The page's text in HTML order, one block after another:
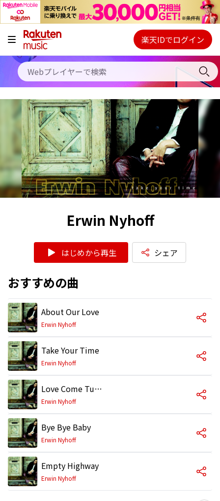
キャンペーン
料金プラン
使い方
初回30日間無料お試し
Webプレイヤー
ご契約内容の確認・変更
楽天IDでログイン
Erwin Nyhoff
はじめから再生 シェア
おすすめの曲
About Our Love
Erwin Nyhoff
Take Your Time
Erwin Nyhoff
Love Come Tumblin' Down
Erwin Nyhoff
Bye Bye Baby
Erwin Nyhoff
Empty Highway
Erwin Nyhoff